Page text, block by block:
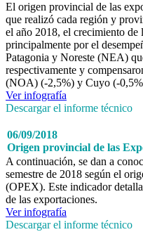
El origen provincial de las
que realizó cada región y
el año 2018, el crecimiento de
principalmente por el
Patagonia y Noreste (NEA)
respectivamente y
(NOA) (-2,5%) y Cuyo (-
Ver infografía
Descargar el informe técnico
06/09/2018
Origen provincial de las
A continuación, se dan a
semestre de 2018 según el
(OPEX). Este indicador
de las exportaciones.
Ver infografía
Descargar el informe técnico